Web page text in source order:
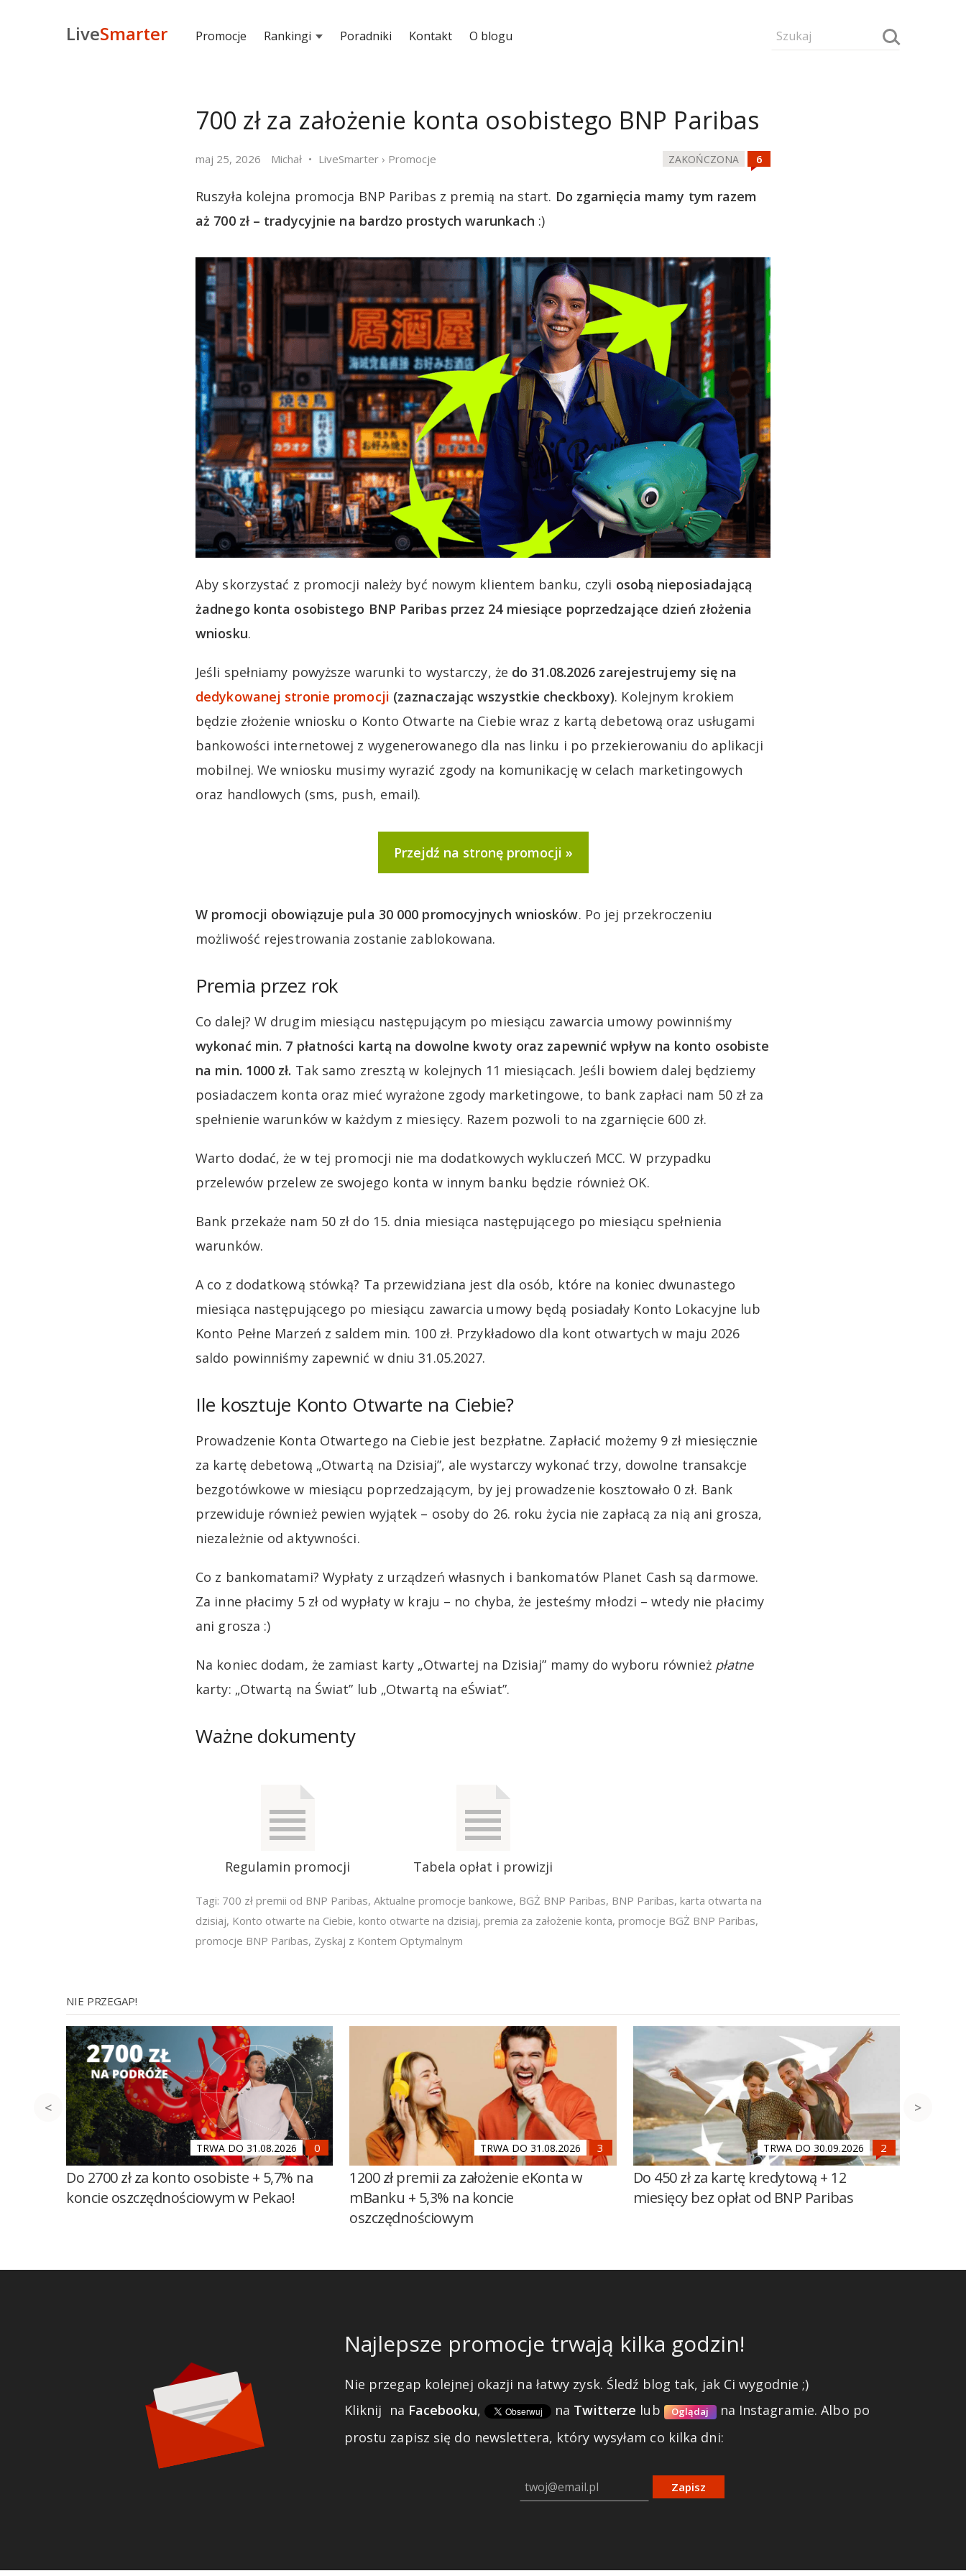
LiveSmarter Promocje Rankingi Poradniki Kontakt O blogu
700 zł za założenie konta osobistego BNP Paribas
maj 25, 2026 Michał LiveSmarter › Promocje ZAKOŃCZONA
Ruszyła kolejna promocja BNP Paribas z premią na start. Do zgarnięcia mamy tym razem
aż 700 zł – tradycyjnie na bardzo prostych warunkach :)
Aby skorzystać z promocji należy być nowym klientem banku, czyli osobą nieposiadającą
żadnego konta osobistego BNP Paribas przez 24 miesiące poprzedzające dzień złożenia
wniosku.
Jeśli spełniamy powyższe warunki to wystarczy, że do 31.08.2026 zarejestrujemy się na
dedykowanej stronie promocji (zaznaczając wszystkie checkboxy). Kolejnym krokiem
będzie złożenie wniosku o Konto Otwarte na Ciebie wraz z kartą debetową oraz usługami
bankowości internetowej z wygenerowanego dla nas linku i po przekierowaniu do aplikacji
mobilnej. We wniosku musimy wyrazić zgody na komunikację w celach marketingowych
oraz handlowych (sms, push, email).
Przejdź na stronę promocji
W promocji obowiązuje pula 30 000 promocyjnych wniosków. Po jej przekroczeniu
możliwość rejestrowania zostanie zablokowana.
Premia przez rok
Co dalej? W drugim miesiącu następującym po miesiącu zawarcia umowy powinniśmy
wykonać min. 7 płatności kartą na dowolne kwoty oraz zapewnić wpływ na konto osobiste
na min. 1000 zł. Tak samo zresztą w kolejnych 11 miesiącach. Jeśli bowiem dalej będziemy
posiadaczem konta oraz mieć wyrażone zgody marketingowe, to bank zapłaci nam 50 zł za
spełnienie warunków w każdym z miesięcy. Razem pozwoli to na zgarnięcie 600 zł.
Warto dodać, że w tej promocji nie ma dodatkowych wykluczeń MCC. W przypadku
przelewów przelew ze swojego konta w innym banku będzie również OK.
Bank przekaże nam 50 zł do 15. dnia miesiąca następującego po miesiącu spełnienia
warunków.
A co z dodatkową stówką? Ta przewidziana jest dla osób, które na koniec dwunastego
miesiąca następującego po miesiącu zawarcia umowy będą posiadały Konto Lokacyjne lub
Konto Pełne Marzeń z saldem min. 100 zł. Przykładowo dla kont otwartych w maju 2026
saldo powinniśmy zapewnić w dniu 31.05.2027.
Ile kosztuje Konto Otwarte na Ciebie?
Prowadzenie Konta Otwartego na Ciebie jest bezpłatne. Zapłacić możemy 9 zł miesięcznie
za kartę debetową „Otwartą na Dzisiaj”, ale wystarczy wykonać trzy, dowolne transakcje
bezgotówkowe w miesiącu poprzedzającym, by jej prowadzenie kosztowało 0 zł. Bank
przewiduje również pewien wyjątek – osoby do 26. roku życia nie zapłacą za nią ani grosza,
niezależnie od aktywności.
Co z bankomatami? Wypłaty z urządzeń własnych i bankomatów Planet Cash są darmowe.
Za inne płacimy 5 zł od wypłaty w kraju – no chyba, że jesteśmy młodzi – wtedy nie płacimy
ani grosza :)
Na koniec dodam, że zamiast karty „Otwartej na Dzisiaj” mamy do wyboru również płatne
karty: „Otwartą na Świat” lub „Otwartą na eŚwiat”.
Ważne dokumenty
Regulamin promocji Tabela opłat i prowizji
Tagi: 700 zł premii od BNP Paribas, Aktualne promocje bankowe, BGŻ BNP Paribas, BNP Paribas, karta otwarta na
dzisiaj, Konto otwarte na Ciebie, konto otwarte na dzisiaj, premia za założenie konta, promocje BGŻ BNP Paribas,
promocje BNP Paribas, Zyskaj z Kontem Optymalnym
NIE PRZEGAP!
TRWA DO 31.08.2026
Do 2700 zł za konto osobiste + 5,7% na
koncie oszczędnościowym w Pekao!
TRWA DO 31.08.2026
1200 zł premii za założenie eKonta w
mBanku + 5,3% na koncie
oszczędnościowym
TRWA DO 30.09.2026
Do 450 zł za kartę kredytową + 12
miesięcy bez opłat od BNP Paribas
Najlepsze promocje trwają kilka godzin!
Nie przegap kolejnej okazji na łatwy zysk. Śledź blog tak, jak Ci wygodnie ;)
Kliknij na Facebooku, na Twitterze lub Oglądaj na Instagramie.Albo po
prostu zapisz się do newslettera, który wysyłam co kilka dni:
Zapisz